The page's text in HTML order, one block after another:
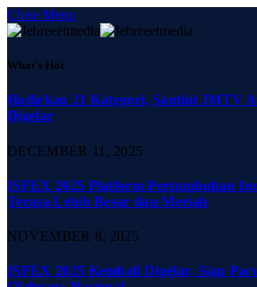
Close Menu
What's Hot
Hadirkan 21 Kategori, Santini JMTV
Digelar
DECEMBER 11, 2025
ISFEX 2025 Platform Pertumbuhan
Terasa Lebih Besar dan Meriah
NOVEMBER 8, 2025
ISFEX 2025 Kembali Digelar, Siap